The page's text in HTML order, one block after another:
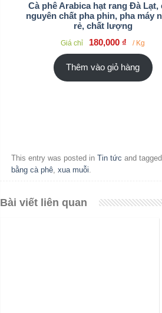
Cà phê Arabica hạt rang Đà Lạt,
nguyên chất pha phin, pha máy
rẻ, chất lượng
Giá chỉ 180,000 ₫ / Kg
Thêm vào giỏ hàng
This entry was posted inTin tức and tagged
bằng cà phê,xua muỗi.
Bài viết liên quan